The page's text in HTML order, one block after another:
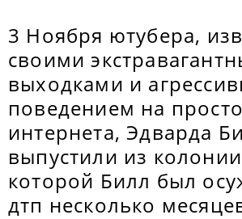
3 Ноября ютубера,
своими
выходками и
поведением на
интернета, Эдварда
выпустили из
которой Билл был
дтп несколько